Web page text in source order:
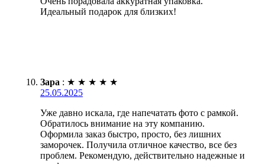
Идеальный подарок для близких!
Зара : ★ ★ ★ ★ ★
25.05.2025
Уже давно искала, где напечатать фото с рамкой.
Обратилось внимание на эту компанию.
Оформила заказ быстро, просто, без лишних
заморочек. Получила отличное качество, все без
проблем. Рекомендую, действительно надежные и